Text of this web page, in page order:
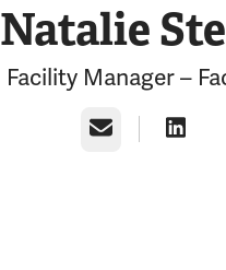
Natalie
Facility Manager –
E-post